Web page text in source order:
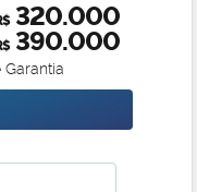
320.000
390.000